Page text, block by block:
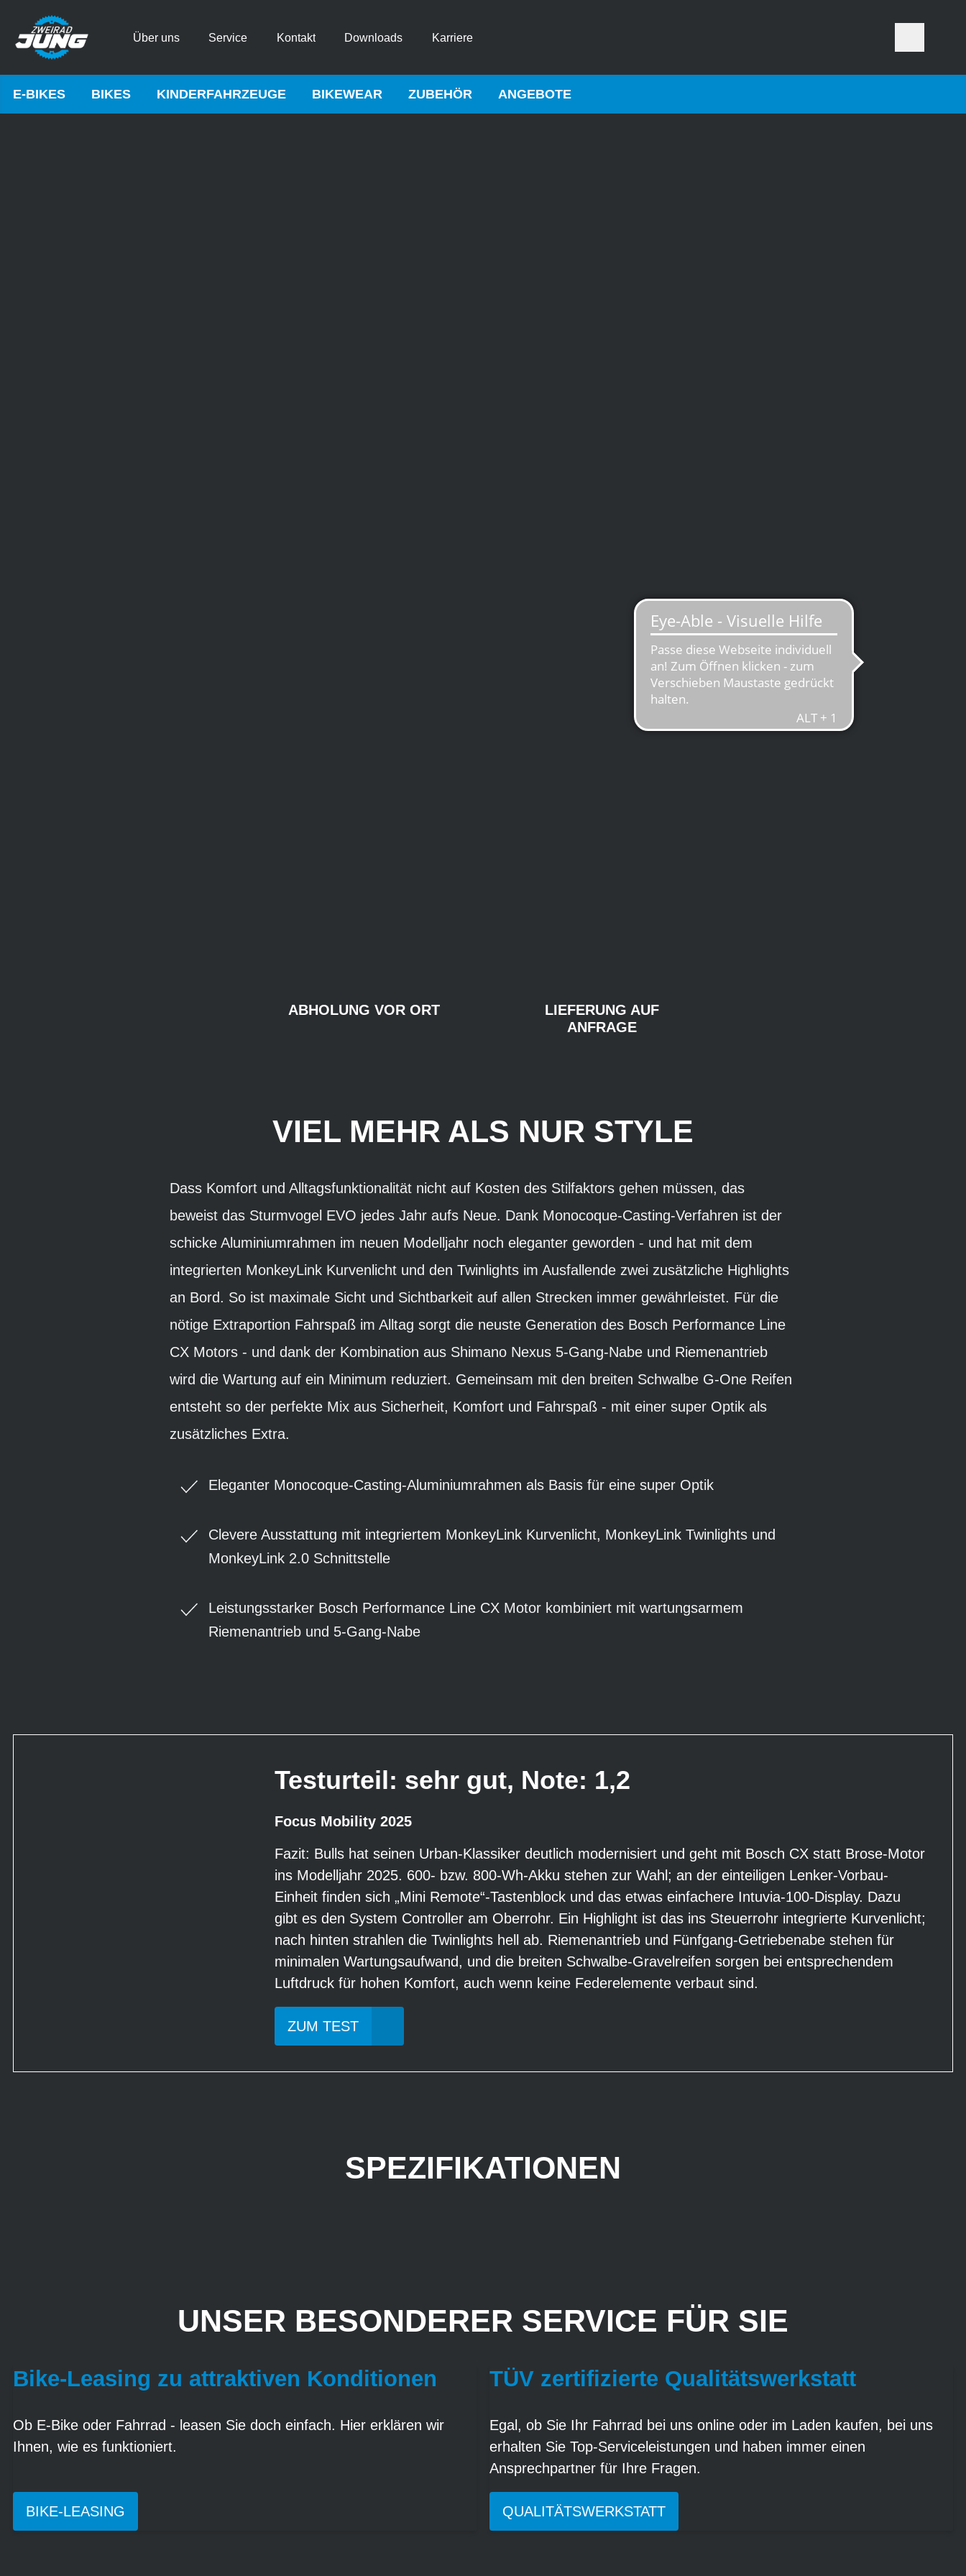
Über uns Service Kontakt Downloads Karriere
E-BIKES BIKES KINDERFAHRZEUGE BIKEWEAR ZUBEHÖR ANGEBOTE
ABHOLUNG VOR ORT
LIEFERUNG AUF
ANFRAGE
VIEL MEHR ALS NUR STYLE
Dass Komfort und Alltagsfunktionalität nicht auf Kosten des Stilfaktors gehen müssen, das
beweist das Sturmvogel EVO jedes Jahr aufs Neue. Dank Monocoque-Casting-Verfahren ist der
schicke Aluminiumrahmen im neuen Modelljahr noch eleganter geworden - und hat mit dem
integrierten MonkeyLink Kurvenlicht und den Twinlights im Ausfallende zwei zusätzliche Highlights
an Bord. So ist maximale Sicht und Sichtbarkeit auf allen Strecken immer gewährleistet. Für die
nötige Extraportion Fahrspaß im Alltag sorgt die neuste Generation des Bosch Performance Line
CX Motors - und dank der Kombination aus Shimano Nexus 5-Gang-Nabe und Riemenantrieb
wird die Wartung auf ein Minimum reduziert. Gemeinsam mit den breiten Schwalbe G-One Reifen
entsteht so der perfekte Mix aus Sicherheit, Komfort und Fahrspaß - mit einer super Optik als
zusätzliches Extra.
Eleganter Monocoque-Casting-Aluminiumrahmen als Basis für eine super Optik
Clevere Ausstattung mit integriertem MonkeyLink Kurvenlicht, MonkeyLink Twinlights und
MonkeyLink 2.0 Schnittstelle
Leistungsstarker Bosch Performance Line CX Motor kombiniert mit wartungsarmem
Riemenantrieb und 5-Gang-Nabe
Testurteil: sehr gut, Note: 1,2
Focus Mobility 2025
Fazit: Bulls hat seinen Urban-Klassiker deutlich modernisiert und geht mit Bosch CX statt Brose-Motor
ins Modelljahr 2025. 600- bzw. 800-Wh-Akku stehen zur Wahl; an der einteiligen Lenker-Vorbau-
Einheit finden sich „Mini Remote“-Tastenblock und das etwas einfachere Intuvia-100-Display. Dazu
gibt es den System Controller am Oberrohr. Ein Highlight ist das ins Steuerrohr integrierte Kurvenlicht;
nach hinten strahlen die Twinlights hell ab. Riemenantrieb und Fünfgang-Getriebenabe stehen für
minimalen Wartungsaufwand, und die breiten Schwalbe-Gravelreifen sorgen bei entsprechendem
Luftdruck für hohen Komfort, auch wenn keine Federelemente verbaut sind.
ZUM TEST
SPEZIFIKATIONEN
UNSER BESONDERER SERVICE FÜR SIE
Bike-Leasing zu attraktiven Konditionen
Ob E-Bike oder Fahrrad - leasen Sie doch einfach. Hier erklären wir
Ihnen, wie es funktioniert.
BIKE-LEASING
TÜV zertifizierte Qualitätswerkstatt
Egal, ob Sie Ihr Fahrrad bei uns online oder im Laden kaufen, bei uns
erhalten Sie Top-Serviceleistungen und haben immer einen
Ansprechpartner für Ihre Fragen.
QUALITÄTSWERKSTATT